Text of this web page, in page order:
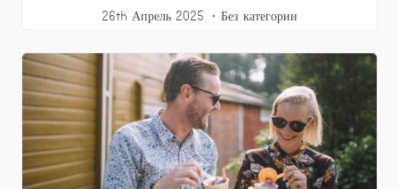
26th Апрель 2025 Без категории